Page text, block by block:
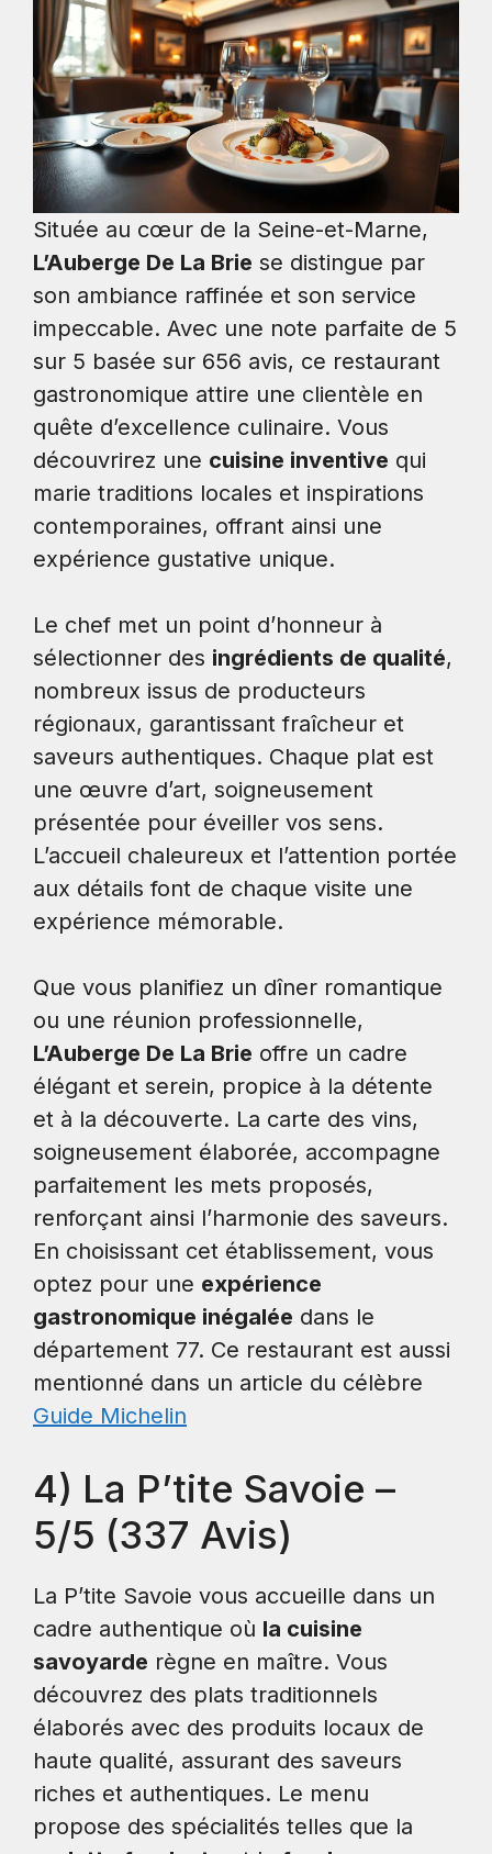
Située au cœur de la Seine-et-Marne,
L’Auberge De La Brie se distingue par
son ambiance raffinée et son service
impeccable. Avec une note parfaite de 5
sur 5 basée sur 656 avis, ce restaurant
gastronomique attire une clientèle en
quête d’excellence culinaire. Vous
découvrirez une cuisine inventive qui
marie traditions locales et inspirations
contemporaines, offrant ainsi une
expérience gustative unique.
Le chef met un point d’honneur à
sélectionner des ingrédients de qualité,
nombreux issus de producteurs
régionaux, garantissant fraîcheur et
saveurs authentiques. Chaque plat est
une œuvre d’art, soigneusement
présentée pour éveiller vos sens.
L’accueil chaleureux et l’attention portée
aux détails font de chaque visite une
expérience mémorable.
Que vous planifiez un dîner romantique
ou une réunion professionnelle,
L’Auberge De La Brie offre un cadre
élégant et serein, propice à la détente
et à la découverte. La carte des vins,
soigneusement élaborée, accompagne
parfaitement les mets proposés,
renforçant ainsi l’harmonie des saveurs.
En choisissant cet établissement, vous
optez pour une expérience
gastronomique inégalée dans le
département 77. Ce restaurant est aussi
mentionné dans un article du célèbre
Guide Michelin
4) La P’tite Savoie –
5/5 (337 Avis)
La P’tite Savoie vous accueille dans un
cadre authentique où la cuisine
savoyarde règne en maître. Vous
découvrez des plats traditionnels
élaborés avec des produits locaux de
haute qualité, assurant des saveurs
riches et authentiques. Le menu
propose des spécialités telles que la